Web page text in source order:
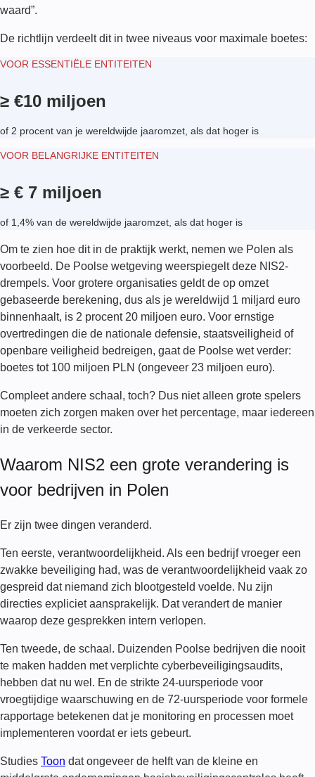
waard”.
De richtlijn verdeelt dit in twee niveaus voor maximale boetes:
VOOR ESSENTIËLE ENTITEITEN
≥ €10 miljoen
of 2 procent van je wereldwijde jaaromzet, als dat hoger is
VOOR BELANGRIJKE ENTITEITEN
≥ € 7 miljoen
of 1,4% van de wereldwijde jaaromzet, als dat hoger is
Om te zien hoe dit in de praktijk werkt, nemen we Polen als
voorbeeld. De Poolse wetgeving weerspiegelt deze NIS2-
drempels. Voor grotere organisaties geldt de op omzet
gebaseerde berekening, dus als je wereldwijd 1 miljard euro
binnenhaalt, is 2 procent 20 miljoen euro. Voor ernstige
overtredingen die de nationale defensie, staatsveiligheid of
openbare veiligheid bedreigen, gaat de Poolse wet verder:
boetes tot 100 miljoen PLN (ongeveer 23 miljoen euro).
Compleet andere schaal, toch? Dus niet alleen grote spelers
moeten zich zorgen maken over het percentage, maar iedereen
in de verkeerde sector.
Waarom NIS2 een grote verandering is
voor bedrijven in Polen
Er zijn twee dingen veranderd.
Ten eerste, verantwoordelijkheid. Als een bedrijf vroeger een
zwakke beveiliging had, was de verantwoordelijkheid vaak zo
gespreid dat niemand zich blootgesteld voelde. Nu zijn
directies expliciet aansprakelijk. Dat verandert de manier
waarop deze gesprekken intern verlopen.
Ten tweede, de schaal. Duizenden Poolse bedrijven die nooit
te maken hadden met verplichte cyberbeveiligingsaudits,
hebben dat nu wel. En de strikte 24-uursperiode voor
vroegtijdige waarschuwing en de 72-uursperiode voor formele
rapportage betekenen dat je monitoring en processen moet
implementeren voordat er iets gebeurt.
Studies Toon dat ongeveer de helft van de kleine en